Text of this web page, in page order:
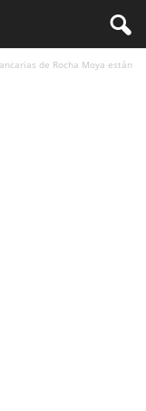
de Rocha Moya están